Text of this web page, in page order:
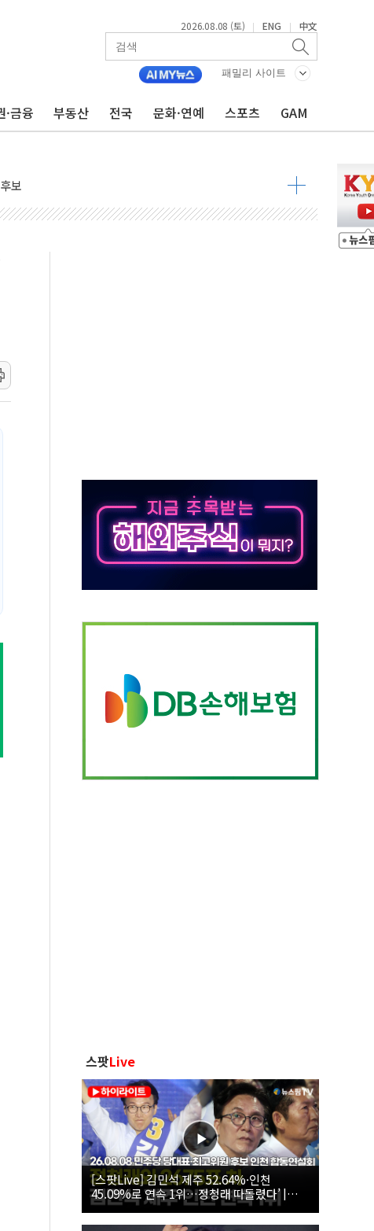
2026.08.08 (토) | ENG | 中文
패밀리 사이트
·금융 부동산 전국 문화·연예 스포츠 GAM
길·정청래·김민석 당대표 후보
경선서 정청래에 승리...47.75% vs 42.08%
결과 발표...김민석 47.75% 정청래 42.08%
발표...김민석 45.09% 정청래 43.27% 송영길 11.63%
(8.10~8.14)
…공습 한계·탄약 부족 현실화
해 보는 일 없게"…'결혼 페널티' 22개 과제 손본다
터보트 전복…1명 사망·1명 실종
' 받아친 정청래…제주 연설서 신경전 고조
토 지시…與 "적극 환영"·野 "졸속 국정"
의보…10일까지 최대 3.5m 높은 물결
망 23명…정부, 비상대응기구 가동
스팟Live
[스팟Live] 김민석 제주 52.64%·인천
45.09%로 연속 1위…정청래 따돌렸다’ |
26.08.08 더불어민주당 당대표·최고위원 후
보 인천 합동연설회